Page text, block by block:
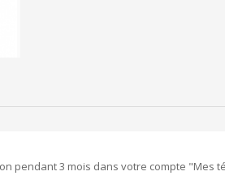
pendant 3 mois dans votre compte "Mes